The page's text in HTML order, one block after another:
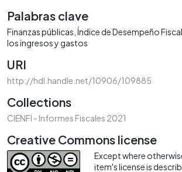
Palabras clave
Finanzas públicas Índice de Desempeño Fiscal
los ingresos y gastos
URI
http://hdl.handle.net/10906/109885
Collections
CIENFI - Informes Fiscales 2021
Creative Commons license
Except where
item's license is